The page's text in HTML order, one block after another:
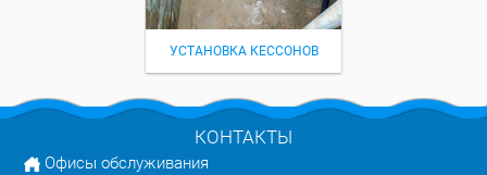
УСТАНОВКА КЕССОНОВ
КОНТАКТЫ
Офисы обслуживания